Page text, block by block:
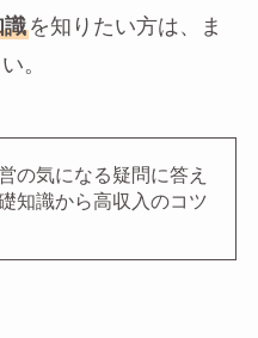
識を知りたい方は、ま
。
の気になる疑問に答え
知識から高収入のコツ